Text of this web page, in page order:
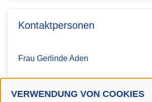
VERWENDUNG VON COOKIES
Kontaktpersonen
Frau Gerlinde Aden